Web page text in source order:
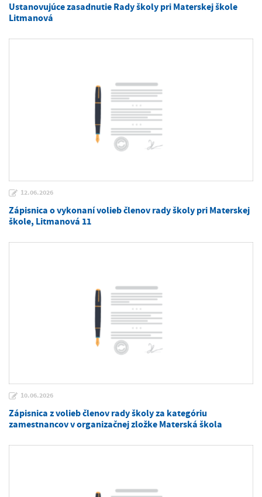
Ustanovujúce zasadnutie Rady školy pri Materskej škole
Litmanová
12.06.2026
Zápisnica o vykonaní volieb členov rady školy pri Materskej
škole, Litmanová 11
10.06.2026
Zápisnica z volieb členov rady školy za kategóriu
zamestnancov v organizačnej zložke Materská škola